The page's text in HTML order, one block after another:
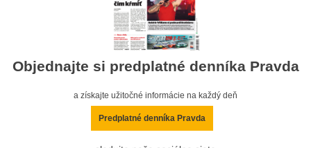
Objednajte si predplatné denníka Pravda
a získajte užitočné informácie na každý deň
Predplatné denníka Pravda